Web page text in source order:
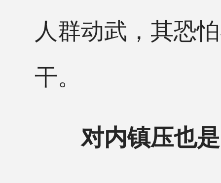
人群动武，其恐
干。
对内镇压也